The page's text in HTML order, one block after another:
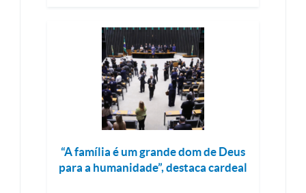
“A família é um grande dom de Deus
para a humanidade”, destaca cardeal